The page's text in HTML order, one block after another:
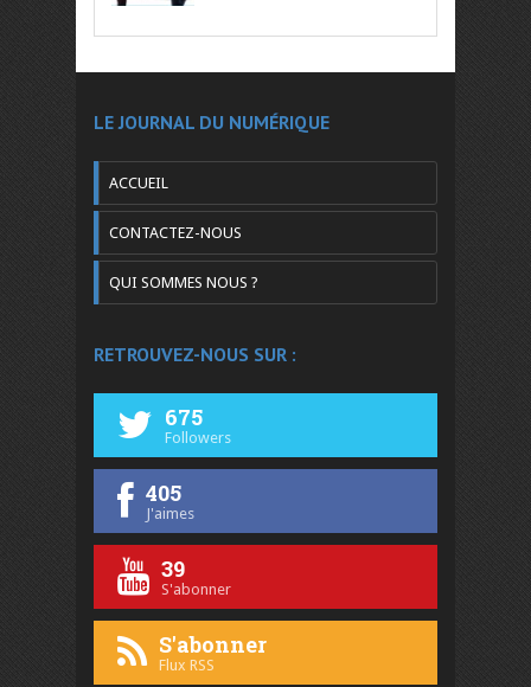
LE JOURNAL DU NUMÉRIQUE
ACCUEIL
CONTACTEZ-NOUS
QUI SOMMES NOUS ?
RETROUVEZ-NOUS SUR :
675
Followers
405
J'aimes
39
S'abonner
S'abonner
Flux RSS